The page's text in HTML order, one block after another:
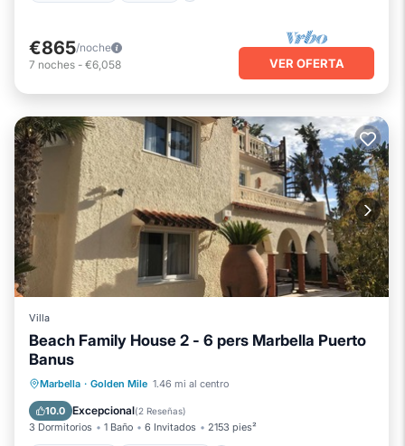
€865/noche
7 noches - €6,058 VER OFERTA
Villa
Beach Family House 2 - 6 pers Marbella Puerto
Banus
Marbella · Golden Mile 1.46 mi al centro
10.0 Excepcional(2 Reseñas)
3 Dormitorios 1 Baño 6 Invitados 2153 pies²
Frente al mar
Aparcamiento
Vista al mar